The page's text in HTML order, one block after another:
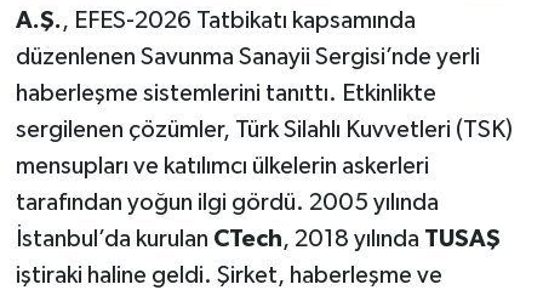
A.Ş., EFES-2026 Tatbikatı kapsamında
düzenlenen Savunma Sanayii Sergisi’nde yerli
haberleşme sistemlerini tanıttı. Etkinlikte
sergilenen çözümler, Türk Silahlı Kuvvetleri (TSK)
mensupları ve katılımcı ülkelerin askerleri
tarafından yoğun ilgi gördü. 2005 yılında
İstanbul’da kurulan CTech, 2018 yılında TUSAŞ
iştiraki haline geldi. Şirket, haberleşme ve